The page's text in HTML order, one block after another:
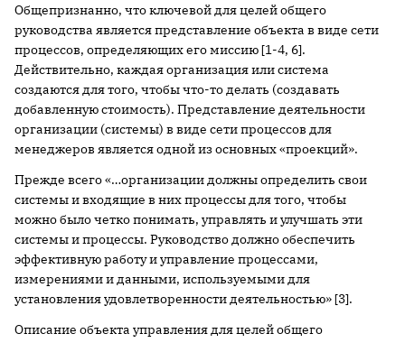
Общепризнанно, что ключевой для целей общего
руководства является представление объекта в виде сети
процессов, определяющих его миссию [1-4, 6].
Действительно, каждая организация или система
создаются для того, чтобы что-то делать (создавать
добавленную стоимость). Представление деятельности
организации (системы) в виде сети процессов для
менеджеров является одной из основных «проекций».
Прежде всего «…организации должны определить свои
системы и входящие в них процессы для того, чтобы
можно было четко понимать, управлять и улучшать эти
системы и процессы. Руководство должно обеспечить
эффективную работу и управление процессами,
измерениями и данными, используемыми для
установления удовлетворенности деятельностью» [3].
Описание объекта управления для целей общего